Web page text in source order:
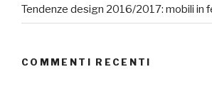
Tendenze design 2016/2017: mobili in
COMMENTI RECENTI